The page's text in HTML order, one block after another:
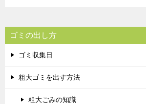
ゴミの出し方
ゴミ収集日
粗大ゴミを出す方法
粗大ごみの知識